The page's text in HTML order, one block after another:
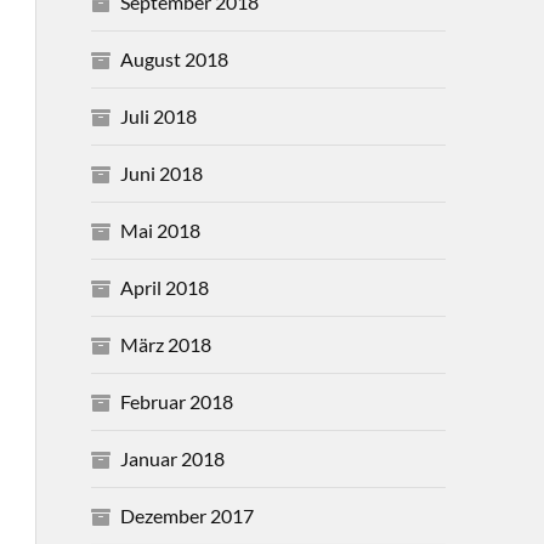
August 2018
Juli 2018
Juni 2018
Mai 2018
April 2018
März 2018
Februar 2018
Januar 2018
Dezember 2017